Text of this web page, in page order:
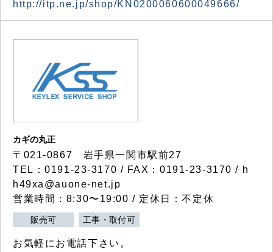
http://itp.ne.jp/shop/KN0200060600049666/
カギの丸正
〒021-0867 岩手県一関市駅前27
TEL：0191-23-3170 / FAX：0191-23-3170 / h
h49xa@auone-net.jp
営業時間：8:30〜19:00 / 定休日：不定休
販売可 工事・取付可
お気軽にお電話下さい。